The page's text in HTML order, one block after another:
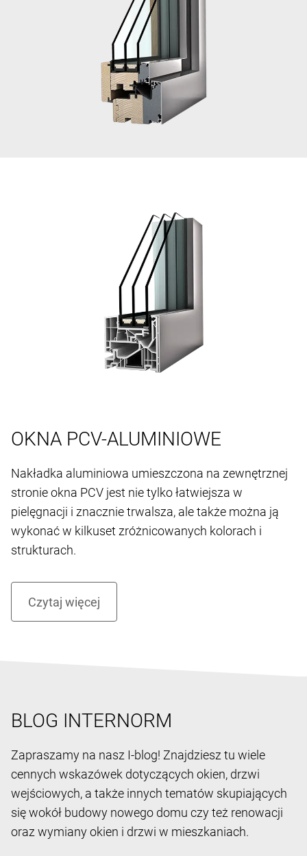
OKNA PCV-ALUMINIOWE
Nakładka aluminiowa umieszczona na zewnętrznej
stronie okna PCV jest nie tylko łatwiejsza w
pielęgnacji i znacznie trwalsza, ale także można ją
wykonać w kilkuset zróżnicowanych kolorach i
strukturach.
BLOG INTERNORM
Zapraszamy na nasz I-blog! Znajdziesz tu wiele
cennych wskazówek dotyczących okien, drzwi
wejściowych, a także innych tematów skupiających
się wokół budowy nowego domu czy też renowacji
oraz wymiany okien i drzwi w mieszkaniach.